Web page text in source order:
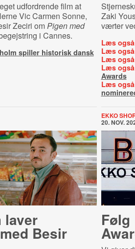
udfordrende film at
Vic Carmen Sonne,
Zeciri omPigen med
i Cannes.
spiller historisk dansk
Zaki
værter
Læs
Læs
Læs
Læs
Awards
Læs
laver
Besir
EKKO
20. NOV.